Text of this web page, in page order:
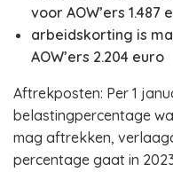
voor AOW’ers 1.487
arbeidskorting is
AOW’ers 2.204 euro
Aftrekposten: Per 1
belastingpercentage
mag aftrekken,
percentage gaat in